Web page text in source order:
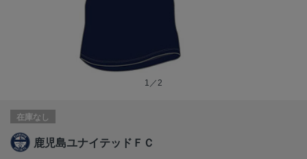
1／2
在庫なし
鹿児島ユナイテッドＦＣ